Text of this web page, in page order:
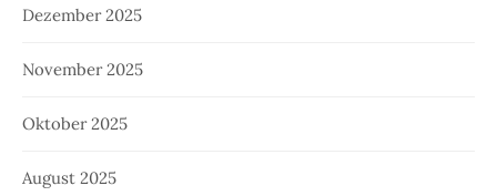
Dezember 2025
November 2025
Oktober 2025
August 2025